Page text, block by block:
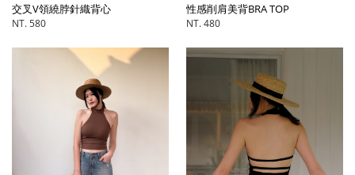
交叉V領繞脖針織背心
NT. 580
性感削肩美背BRA TOP
NT. 480